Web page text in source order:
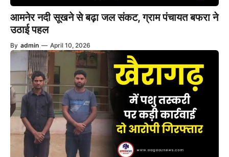
आमनेर नदी सूखने से बढ़ा जल संकट, ग्राम पंचायत बफरा ने
उठाई पहल
By admin — April 10, 2026